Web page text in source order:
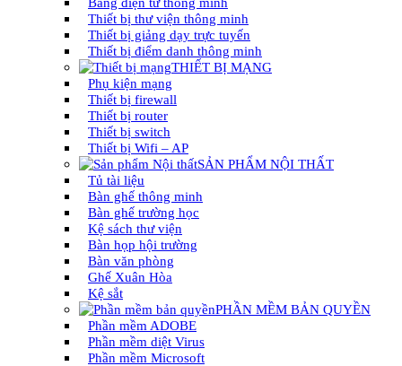
Thiết bị thư viện thông minh
Thiết bị giảng dạy trực tuyến
Thiết bị điểm danh thông minh
THIẾT BỊ MẠNG
Phụ kiện mạng
Thiết bị firewall
Thiết bị router
Thiết bị switch
Thiết bị Wifi – AP
SẢN PHẨM NỘI THẤT
Tủ tài liệu
Bàn ghế thông minh
Bàn ghế trường học
Kệ sách thư viện
Bàn họp hội trường
Bàn văn phòng
Ghế Xuân Hòa
Kệ sắt
PHẦN MỀM BẢN QUYỀN
Phần mềm ADOBE
Phần mềm diệt Virus
Phần mềm Microsoft